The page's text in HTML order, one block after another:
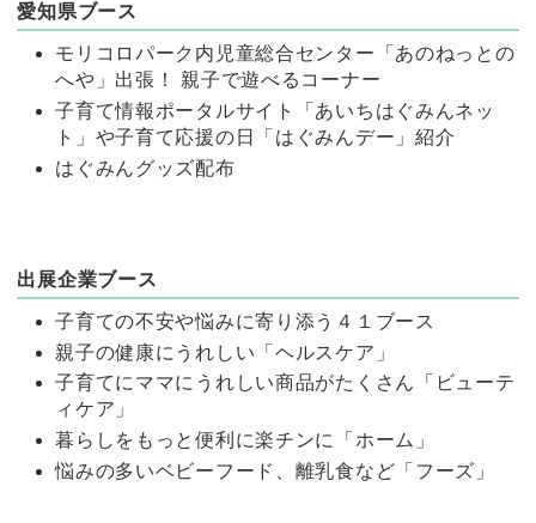
愛知県ブース
モリコロパーク内児童総合センター「あのねっとの
へや」出張！ 親子で遊べるコーナー
子育て情報ポータルサイト「あいちはぐみんネッ
ト」や子育て応援の日「はぐみんデー」紹介
はぐみんグッズ配布
出展企業ブース
子育ての不安や悩みに寄り添う４１ブース
親子の健康にうれしい「ヘルスケア」
子育てにママにうれしい商品がたくさん「ビューテ
ィケア」
暮らしをもっと便利に楽チンに「ホーム」
悩みの多いベビーフード、離乳食など「フーズ」